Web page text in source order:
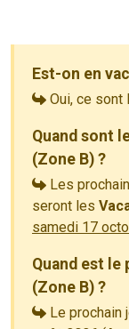
Est-on en
Oui, ce sont
Quand sont
(Zone B) ?
Les
seront les
samedi 17
Quand est le
(Zone B) ?
Le prochain